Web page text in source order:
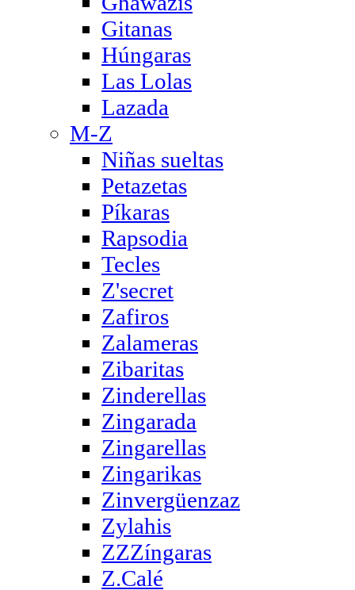
Gitanas
Húngaras
Las Lolas
Lazada
M-Z
Niñas sueltas
Petazetas
Píkaras
Rapsodia
Tecles
Z'secret
Zafiros
Zalameras
Zibaritas
Zinderellas
Zingarada
Zingarellas
Zingarikas
Zinvergüenzaz
Zylahis
ZZZíngaras
Z.Calé